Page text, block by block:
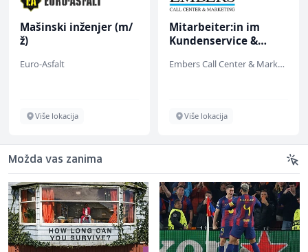
Mašinski inženjer (m/
ž)
Euro-Asfalt
Više lokacija
Mitarbeiter:in im
Kundenservice &
Embers Call Center & Marketing
Više lokacija
Možda vas zanima